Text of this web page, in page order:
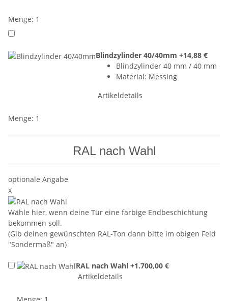
Menge: 1
Blindzylinder 40/40mm +14,88 €
Blindzylinder 40 mm / 40 mm
Material: Messing
Artikeldetails
Menge: 1
RAL nach Wahl
optionale Angabe
x
Wähle hier, wenn deine Tür eine farbige Endbeschichtung
bekommen soll.
(Gib deinen gewünschten RAL-Ton dann bitte im obigen Feld
"Sondermaß" an)
RAL nach Wahl +1.700,00 €
Artikeldetails